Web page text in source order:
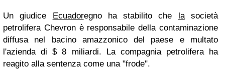
Un giudice Ecuadoregno ha stabilito che lasocietà
petrolifera Chevron è responsabile della contaminazione
diffusa nel bacino amazzonico del paese e multato
l'azienda di $ 8 miliardi. La compagnia petrolifera ha
reagito alla sentenza come una "frode".